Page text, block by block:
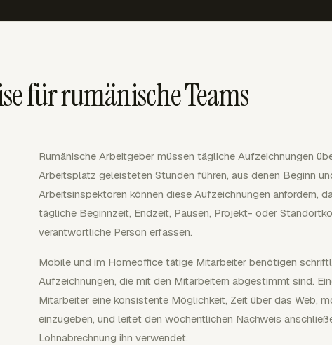
für rumänische Teams
Rumänische Arbeitgeber müssen tägliche Aufzeichnungen
Arbeitsplatz geleisteten Stunden führen, aus denen Beginn
Arbeitsinspektoren können diese Aufzeichnungen anfordern,
tägliche Beginnzeit, Endzeit, Pausen, Projekt- oder
verantwortliche Person erfassen.
Mobile und im Homeoffice tätige Mitarbeiter benötigen
Aufzeichnungen, die mit den Mitarbeitern abgestimmt sind.
Mitarbeiter eine konsistente Möglichkeit, Zeit über das Web,
einzugeben, und leitet den wöchentlichen Nachweis
Lohnabrechnung ihn verwendet.